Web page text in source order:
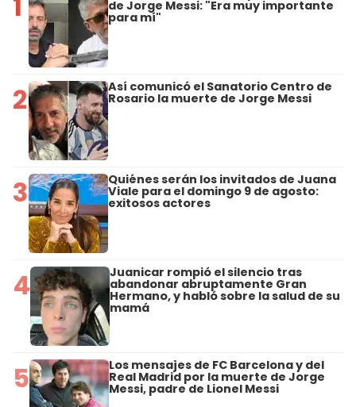
de Jorge Messi: "Era muy importante
para mí"
2 Así comunicó el Sanatorio Centro de
Rosario la muerte de Jorge Messi
3 Quiénes serán los invitados de Juana
Viale para el domingo 9 de agosto:
exitosos actores
4 Juanicar rompió el silencio tras
abandonar abruptamente Gran
Hermano, y habló sobre la salud de su
mamá
5 Los mensajes de FC Barcelona y del
Real Madrid por la muerte de Jorge
Messi, padre de Lionel Messi